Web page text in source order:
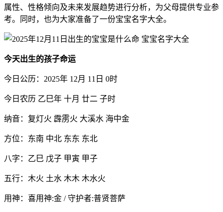
属性、性格倾向及未来发展趋势进行分析，为父母提供专业参
考。同时，也为大家准备了一份宝宝名字大全。
今天出生的孩子命运
今日公历：2025年 12月 11日 0时
今日农历 乙巳年 十月 廿二 子时
纳音：复灯火 霹雳火 大溪水 海中金
方位：东南 中北 东东 东北
八字：乙巳 戊子 甲寅 甲子
五行：木火 土水 木木 木水火
用神：喜用神:金 / 守护者:普贤菩萨